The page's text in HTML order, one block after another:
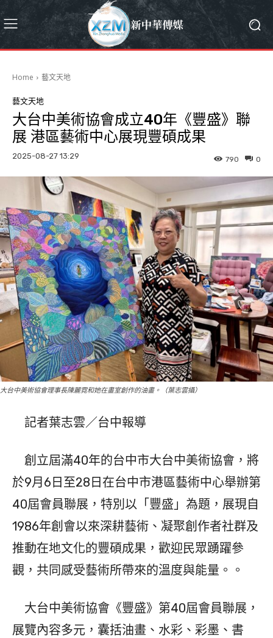
Home 藝文天地
藝文天地
大台中美術協會成立40年《豐盛》聯
展 港區藝術中心展現豐碩成果
2025-08-27 13:29 0
790
大台中美術協會理事長陳麗霓和她在畫室創作的油畫。（葉志雲攝）
記者葉志雲／台中報導
創立屆滿40年的台中市大台中美術協會，將
於9月6日至28日在台中市港區藝術中心舉辦第
40屆會員聯展，特別以「豐盛」為題，展現自
1986年創會以來深耕藝術、凝聚創作者社群及
推動在地文化的豐碩成果，歡迎民眾踴躍參
觀，共同感受藝術所帶來的溫度與能量。。
大台中美術協會《豐盛》第40屆會員聯展，
展覽內容多元，囊括油畫、水彩、彩墨、書